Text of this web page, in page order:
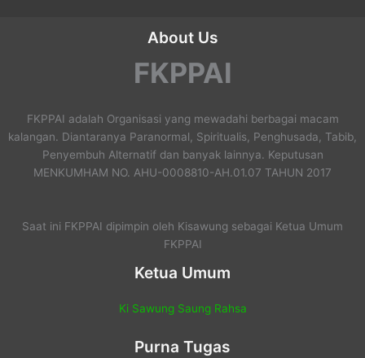
About Us
FKPPAI
FKPPAI adalah Organisasi yang mewadahi berbagai macam
kalangan. Diantaranya Paranormal, Spiritualis, Penghusada, Tabib,
Penyembuh Alternatif dan banyak lainnya. Keputusan
MENKUMHAM NO. AHU-0008810-AH.01.07 TAHUN 2017
Saat ini FKPPAI dipimpin oleh Kisawung sebagai Ketua Umum
FKPPAI
Ketua Umum
Ki Sawung Saung Rahsa
Purna Tugas